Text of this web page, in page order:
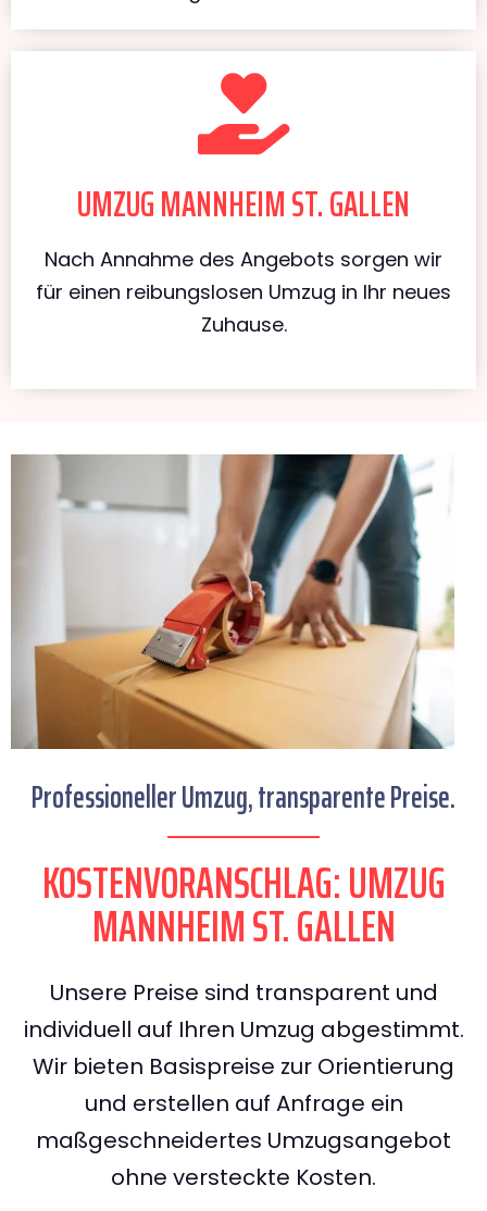
UMZUG MANNHEIM ST. GALLEN
Nach Annahme des Angebots sorgen wir
für einen reibungslosen Umzug in Ihr neues
Zuhause.
Professioneller Umzug, transparente Preise.
KOSTENVORANSCHLAG: UMZUG
MANNHEIM ST. GALLEN
Unsere Preise sind transparent und
individuell auf Ihren Umzug abgestimmt.
Wir bieten Basispreise zur Orientierung
und erstellen auf Anfrage ein
maßgeschneidertes Umzugsangebot
ohne versteckte Kosten.